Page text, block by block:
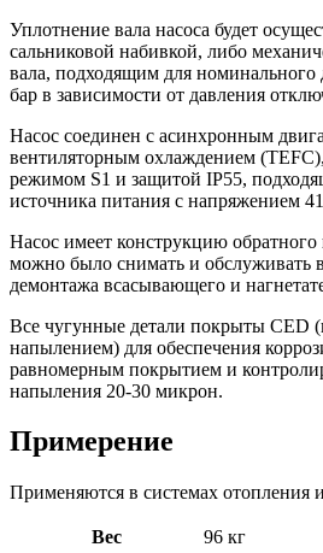
Уплотнение вала насоса будет
сальниковой набивкой, либо
вала, подходящим для номинального
бар в зависимости от давления
Насос соединен с асинхронным
вентиляторным охлаждением
режимом S1 и защитой IP55,
источника питания с напряжением
Насос имеет конструкцию
можно было снимать и обслуживать
демонтажа всасывающего и
Все чугунные детали покрыты CED
напылением) для обеспечения
равномерным покрытием и
напыления 20-30 микрон.
Примерение
Применяются в системах отопления
Вес 96 кг